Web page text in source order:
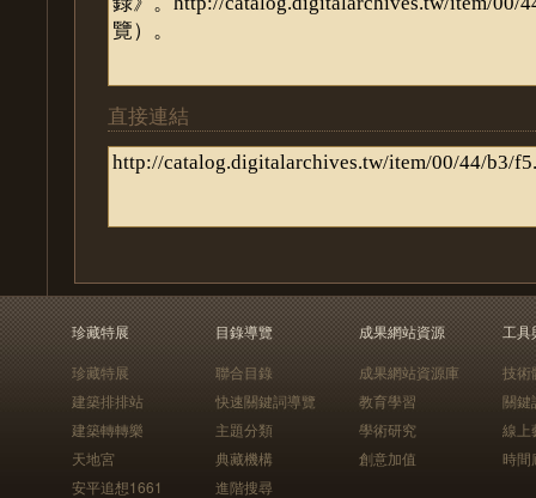
直接連結
珍藏特展
珍藏特展
建築排排站
建築轉轉樂
天地宮
安平追想1661
目錄導覽
聯合目錄
快速關鍵詞導覽
主題分類
典藏機構
進階搜尋
成果網站資源
成果網站資源庫
教育學習
學術研究
創意加值
工具
技術
關鍵
線上
時間